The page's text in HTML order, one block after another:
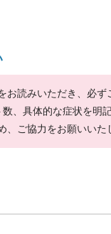
お読みいただき、必ず
、具体的な症状を明
ご協力をお願いいた